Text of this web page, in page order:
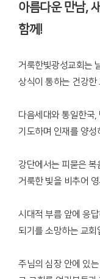
아름다운 만남,
함께!
거룩한빛광성교회는
상식이 통하는 건강한
다음세대와 통일한국
기도하며 인재를 양성
강단에서는 피묻은
거룩한 빛을 비추어
시대적 부름 앞에 응
되기를 소망하는 교회
주님의 심장 안에 있는